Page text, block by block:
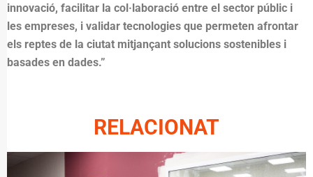
innovació, facilitar la col·laboració entre el sector públic i
les empreses, i validar tecnologies que permeten afrontar
els reptes de la ciutat mitjançant solucions sostenibles i
basades en dades.”
RELACIONAT